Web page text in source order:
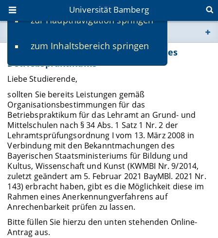
zur Hauptnavigation springen
zum Inhaltsbereich springen
Universität Bamberg
www.uni-bamberg.de
univis.uni-bamberg.de
fis.uni-bamberg.de
Online-Antrag auf Anerkennung eines
Betriebspraktikums
Liebe Studierende,
sollten Sie bereits Leistungen gemäß
Organisationsbestimmungen für das
Betriebspraktikum für das Lehramt an Grund- und
Mittelschulen nach § 34 Abs. 1 Satz 1 Nr. 2 der
Lehramtsprüfungsordnung I vom 13. März 2008 in
Verbindung mit den Bekanntmachungen des
Bayerischen Staatsministeriums für Bildung und
Kultus, Wissenschaft und Kunst (KWMBI Nr. 9/2014,
zuletzt geändert am 5. Februar 2021 BayMBl. 2021 Nr.
143) erbracht haben, gibt es die Möglichkeit diese im
Rahmen eines Anerkennungverfahrens auf
Anrechenbarkeit prüfen zu lassen.
Bitte füllen Sie hierzu den unten stehenden Online-
Antrag aus.